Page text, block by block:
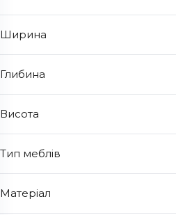
Ширина
Глибина
Висота
Тип меблів
Матеріал